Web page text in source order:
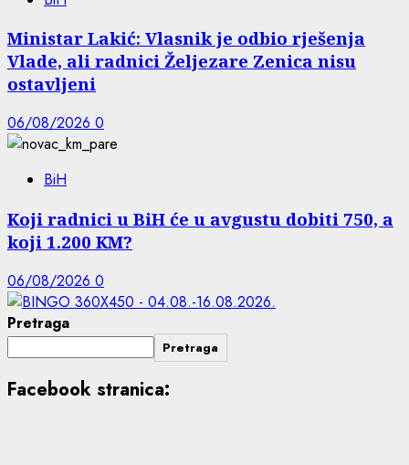
Ministar Lakić: Vlasnik je odbio rješenja
Vlade, ali radnici Željezare Zenica nisu
ostavljeni
06/08/2026 0
BiH
Koji radnici u BiH će u avgustu dobiti 750, a
koji 1.200 KM?
06/08/2026 0
Pretraga
Pretraga
Facebook stranica: